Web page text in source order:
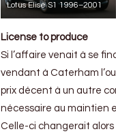
Lotus Elise S1 1996–2001
License to produce
Si l’affaire venait à se
vendant à Caterham
prix décent à un autre
nécessaire au maintien
Celle-ci changerait alors